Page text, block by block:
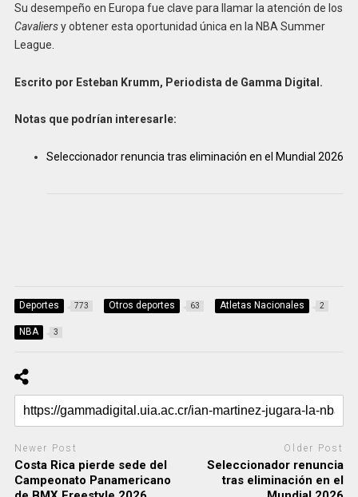
Su desempeño en Europa fue clave para llamar la atención de los
Cavaliersy obtener esta oportunidad única en la NBA Summer
League
Escrito por Esteban Krumm, Periodista de Gamma Digital.
Notas que podrían interesarle:
Seleccionador renuncia tras eliminación en el Mundial 2026
Deportes 773 Otros deportes 63 Atletas Nacionales 2
NBA 3
Newer Post
Costa Rica pierde sede del
Campeonato Panamericano
Older Post
Seleccionador renuncia
tras eliminación en el